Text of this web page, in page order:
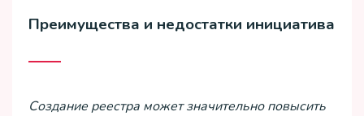
Преимущества и недостатки инициатива
Создание реестра может значительно повысить